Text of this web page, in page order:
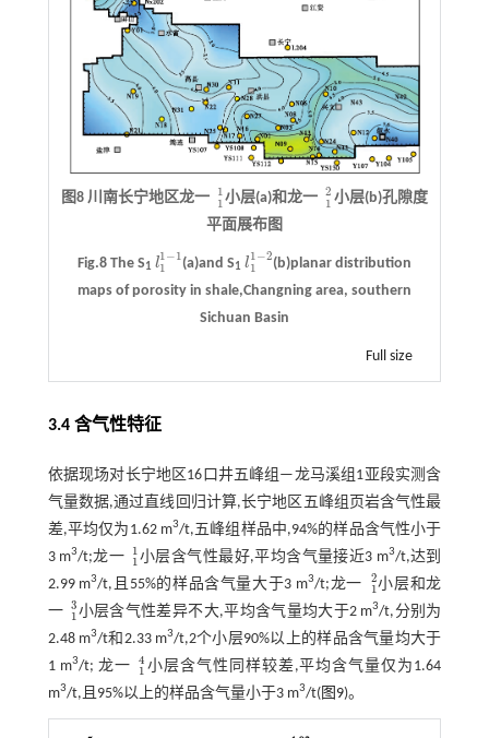
图8 川南长宁地区龙一 1
111
小层(a)和龙一 2
1
1 2
小层(b)孔隙度
平面展布图
Fig.8 The S1 l1−1
1
l1 -1(a)and S1 l1−2
1
l1 -2(b)planar distribution
maps of porosity in shale,Changning area, southern
Sichuan Basin
Full size
3.4 含气性特征
依据现场对长宁地区16口井五峰组—龙马溪组1亚段实测含
气量数据,通过直线回归计算,长宁地区五峰组页岩含气性最
差,平均仅为1.62 m3/t,五峰组样品中,94%的样品含气性小于
3 m3/t;龙一 1
111
小层含气性最好,平均含气量接近3 m3/t,达到
2.99 m3/t,且55%的样品含气量大于3 m3/t;龙一 2
1
12
小层和龙
一 3
1
13
小层含气性差异不大,平均含气量均大于2 m3/t,分别为
2.48 m3/t和2.33 m3/t,2个小层90%以上的样品含气量均大于
1 m3/t; 龙一 4
11 4
小层含气性同样较差,平均含气量仅为1.64
m3/t,且95%以上的样品含气量小于3 m3/t(图9)。